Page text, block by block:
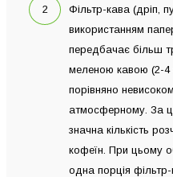
Фільтр-кава (дріп,
використанням
передбачає більш
меленою кавою (2-4
порівняно
атмосферному. За
значна кількість
кофеїн. При цьому
одна порція